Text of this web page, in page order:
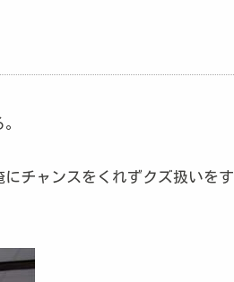
チャンスをくれずクズ扱いをす